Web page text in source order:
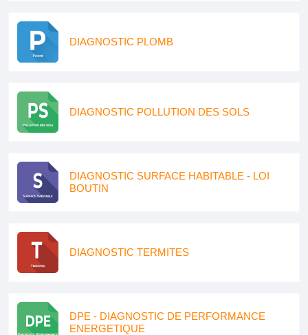
DIAGNOSTIC PLOMB
DIAGNOSTIC POLLUTION DES SOLS
DIAGNOSTIC SURFACE HABITABLE - LOI
BOUTIN
DIAGNOSTIC TERMITES
DPE - DIAGNOSTIC DE PERFORMANCE
ENERGETIQUE